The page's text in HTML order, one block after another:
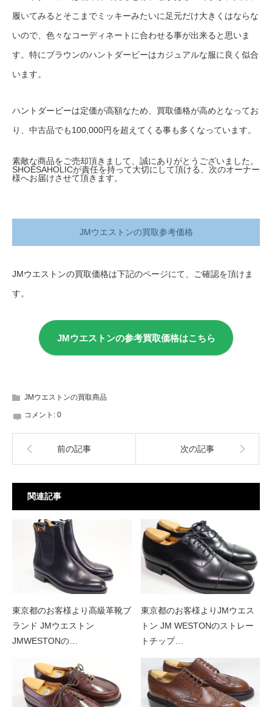
履いてみるとそこまでミッキーみたいに足元だけ大きくはならな
いので、色々なコーディネートに合わせる事が出来ると思いま
す。特にブラウンのハントダービーはカジュアルな服に良く似合
います。
ハントダービーは定価が高額なため、買取価格が高めとなってお
り、中古品でも100,000円を超えてくる事も多くなっています。
素敵な商品をご売却頂きまして、誠にありがとうございました。
SHOESAHOLICが責任を持って大切にして頂ける、次のオーナー
様へお届けさせて頂きます。
JMウエストンの買取参考価格
JMウエストンの買取価格は下記のページにて、ご確認を頂けま
す。
JMウエストンの参考買取価格はこちら
JMウエストンの買取商品
コメント: 0
前の記事 次の記事
関連記事
東京都のお客様より高級革靴ブ
ランド JMウエストン
JMWESTONの…
東京都のお客様よりJMウエス
トン JM WESTONのストレー
トチップ…